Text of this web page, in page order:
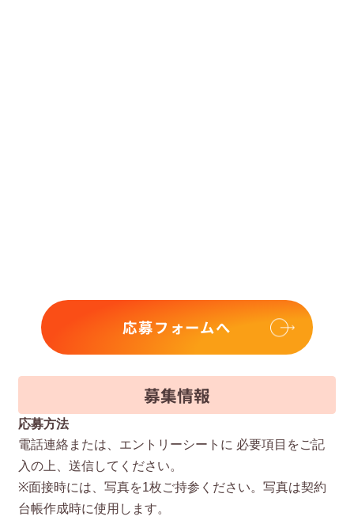
応募フォームへ
募集情報
応募方法
電話連絡または、エントリーシートに 必要項⽬をご記
⼊の上、送信してください。
※⾯接時には、写真を1枚ご持参ください。写真は契約
台帳作成時に使⽤します。